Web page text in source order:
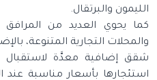
الليمون والبرتقال.
كما يحوي العديد من المرافق
والمحلات التجارية المتنوعة،
شقق إضافية معدَّة
استئجارها بأسعار مناسبة عند